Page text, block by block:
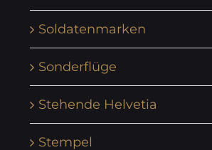
Soldatenmarken
Sonderflüge
Stehende Helvetia
Stempel